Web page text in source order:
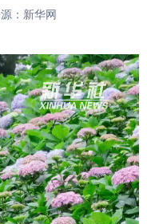
直播
贵州 健康贵州
直达 企业速递
遵义 安顺
铜仁 黔东南
：新华网